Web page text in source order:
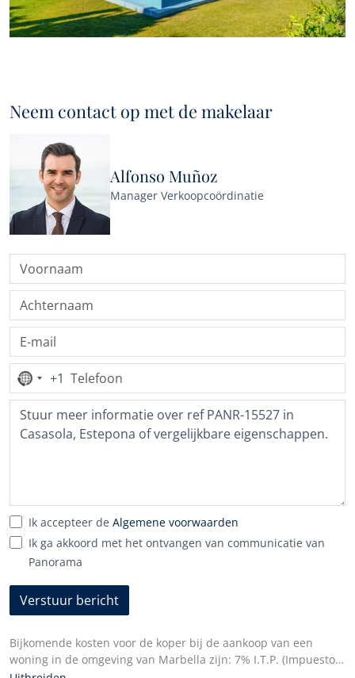
Neem contact op met de makelaar
Alfonso Muñoz
Manager Verkoopcoördinatie
Geen
land
geselecteerd
+1
Ik accepteer de Algemene voorwaarden
Ik ga akkoord met het ontvangen van communicatie van
Panorama
Verstuur bericht
Bijkomende kosten voor de koper bij de aankoop van een
woning in de omgeving van Marbella zijn: 7% I.T.P. (Impuesto